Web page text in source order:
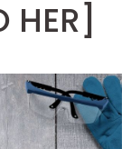
HER]